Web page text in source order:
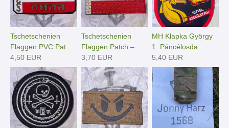
Tschetschenien
Flaggen PVC Pat...
4,50 EUR
Tschetschenien
Flaggen Patch –...
3,70 EUR
MH Klapka György
1. Páncélosda...
5,40 EUR